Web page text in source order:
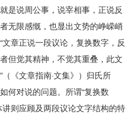
是说周公事，说宰相事，正说反
无限感慨，也显出文势的峥嵘峭
章正说一段议论，复换数字，反
但觉其精神，不觉其重叠，此文
《文章指南·文集》）归氏所
何对说的问题。所谓“复换数
则应顾及两段议论文字结构的特